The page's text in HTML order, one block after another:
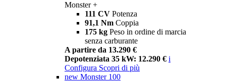
Monster +
111 CV Potenza
91,1 Nm Coppia
175 kg Peso in ordine di marcia
senza carburante
A partire da 13.290 €
Depotenziata 35 kW: 12.290 € i
Configura Scopri di più
new Monster 100